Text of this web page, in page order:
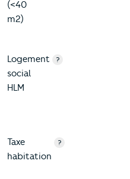
(<40
m2)
Logement
social
HLM
?
Taxe
habitation
?